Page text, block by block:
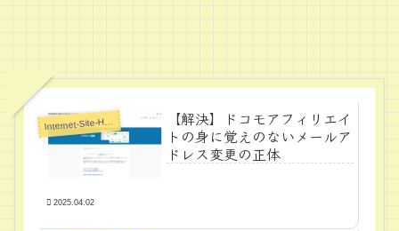
I
nternet-Site-Howto
【解決】ドコモアフィリエイ
トの身に覚えのないメールア
ドレス変更の正体
2025.04.02